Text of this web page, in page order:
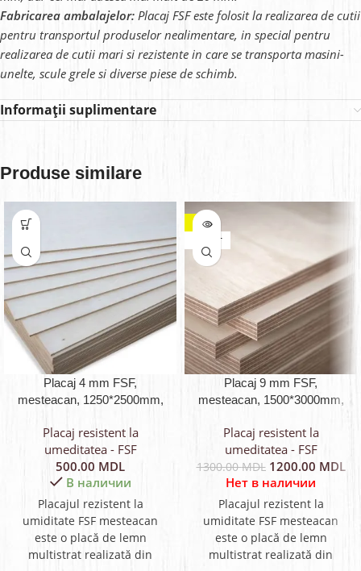
Fabricarea ambalajelor: Placaj FSF este folosit la realizarea de cutii
pentru transportul produselor nealimentare, in special pentru
realizarea de cutii mari si rezistente in care se transporta masini-
unelte, scule grele si diverse piese de schimb.
Informații suplimentare
Produse similare
Placaj 4 mm FSF,
mesteacan, 1250*2500mm,
Placaj resistent la
umeditatea - FSF
500.00 MDL
В наличии
Placajul rezistent la
umiditate FSF mesteacan
este o placă de lemn
multistrat realizată din
-8%
VÎNDUT
Placaj 9 mm FSF,
mesteacan, 1500*3000mm,
Placaj resistent la
umeditatea - FSF
1300.00MDL 1200.00 MDL
Нет в наличии
Placajul rezistent la
umiditate FSF mesteacan
este o placă de lemn
multistrat realizată din